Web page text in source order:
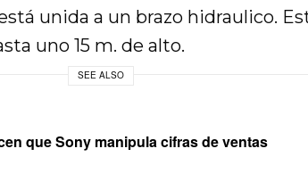
unida a un brazo hidraulico.
uno 15 m. de alto.
SEE ALSO
que Sony manipula cifras de ventas